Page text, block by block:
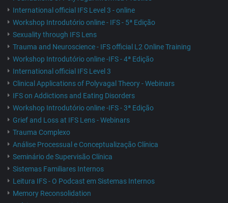
International official IFS Level 3 - online
Workshop Introdutório online - IFS - 5ª Edição
Sexuality through IFS Lens
Trauma and Neuroscience - IFS official L2 Online Training
Workshop Introdutório online -IFS - 4ª Edição
International official IFS Level 3
Clinical Applications of Polyvagal Theory - Webinars
IFS on Addictions and Eating Disorders
Workshop Introdutório online -IFS - 3ª Edição
Grief and Loss at IFS Lens - Webinars
Trauma Complexo
Análise Processual e Conceptualização Clínica
Seminário de Supervisão Clínica
Sistemas Familiares Internos
Leitura IFS - O Podcast em Sistemas Internos
Memory Reconsolidation